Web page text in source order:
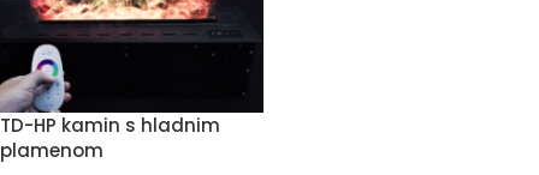
TD-HP kamin s hladnim
plamenom